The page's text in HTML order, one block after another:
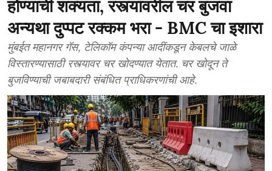
होण्याची शक्यता, रस्त्यांवरील चर बुजवा
अन्यथा दुप्पट रक्कम भरा - BMC चा इशारा
मुंबईत महानगर गॅस, टेलिकॉम कंपन्या आदींकडून केबलचे जाळे
विस्तारण्यासाठी रस्त्यावर चर खोदण्यात येतात. चर खोदून ते
बुजविण्याची जबाबदारी संबंधित प्राधिकरणांची आहे.